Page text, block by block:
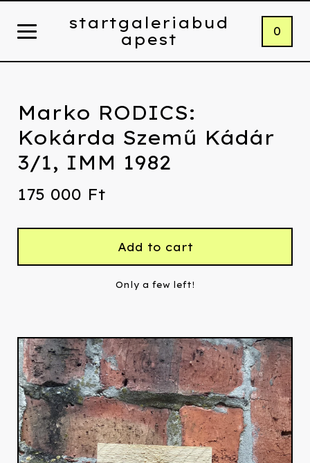
startgaleriabud
apest
0
Marko RODICS:
Kokárda Szemű Kádár
3/1, IMM 1982
175 000 Ft
Add to cart
Only a few left!